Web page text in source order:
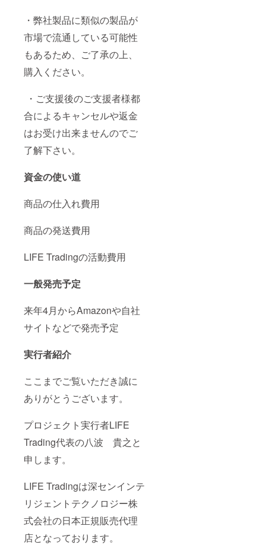
・弊社製品に類似の製品が
市場で流通している可能性
もあるため、ご了承の上、
購入ください。
・ご⽀援後のご⽀援者様都
合によるキャンセルや返⾦
はお受け出来ませんのでご
了解下さい。
資金の使い道
商品の仕入れ費用
商品の発送費用
LIFE Tradingの活動費用
一般発売予定
来年4月からAmazonや自社
サイトなどで発売予定
実行者紹介
ここまでご覧いただき誠に
ありがとうございます。
プロジェクト実行者LIFE
Trading代表の八波 貴之と
申します。
LIFE Tradingは深センインテ
リジェントテクノロジー株
式会社の日本正規販売代理
店となっております。